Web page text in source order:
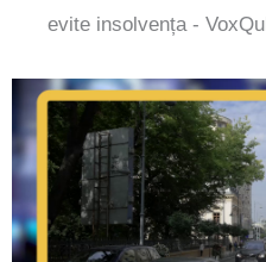
evite insolvența -